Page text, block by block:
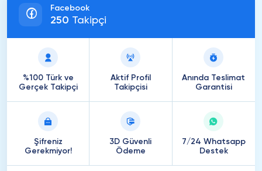
Facebook
250 Takipçi
%100 Türk ve
Gerçek Takipçi
Aktif Profil
Takipçisi
Anında Teslimat
Garantisi
Şifreniz
Gerekmiyor!
3D Güvenli
Ödeme
7/24 Whatsapp
Destek